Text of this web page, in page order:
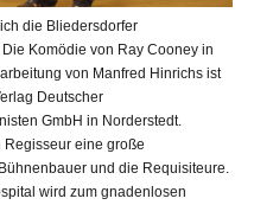
die Bliedersdorfer
Komödie von Ray Cooney in
von Manfred Hinrichs ist
Deutscher
GmbH in Norderstedt.
Regisseur eine große
und die Requisiteure.
wird zum gnadenlosen